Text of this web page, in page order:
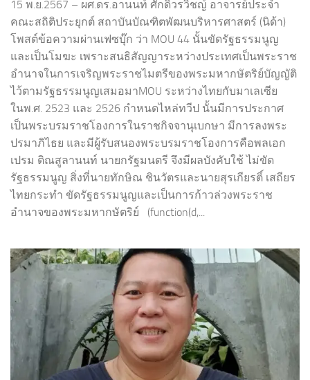
15 พ.ย.2567 – ผศ.ดร.อานนท์ ศักดิ์วรวิชญ์ อาจารย์ประจำ
คณะสถิติประยุกต์ สถาบันบัณฑิตพัฒนบริหารศาสตร์ (นิด้า)
โพสต์ข้อความผ่านเฟซบุ๊ก ว่า MOU 44 นั้นขัดรัฐธรรมนูญ
และเป็นโมฆะ เพราะสนธิสัญญาระหว่างประเทศเป็นพระราช
อำนาจในการเจริญพระราชไมตรีของพระมหากษัตริย์บัญญัติ
ไว้ตามรัฐธรรมนูญเสมอมาMOU ระหว่างไทยกับมาเลเซีย
ในพ.ศ. 2523 และ 2526 กำหนดไหล่ทวีป นั้นมีการประกาศ
เป็นพระบรมราชโองการในราชกิจจานุเบกษา มีการลงพระ
ปรมาภิไธย และมีผู้รับสนองพระบรมราชโองการคือพลเอก
เปรม ติณสูลานนท์ นายกรัฐมนตรี จึงมีผลบังคับใช้ ไม่ขัด
รัฐธรรมนูญ สิ่งที่นายทักษิณ ชินวัตรและนายสุรเกียรติ์ เสถียร
ไทยกระทำ ขัดรัฐธรรมนูญและเป็นการก้าวล่วงพระราช
อำนาจของพระมหากษัตริย์ (function(d,...